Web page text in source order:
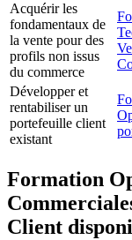
Acquérir les
fondamentaux de
la vente pour des
profils non issus
du commerce
Développer et
rentabiliser un
portefeuille client
existant
Formation
Client